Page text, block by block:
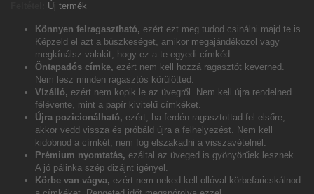
Új termék
Könnyen felragasztható, ezért ezt meg tudod csinálni majd te is.
Képzeld el azt a büszkeséget, amikor megajándékozol vagy
megkínálsz valakit, hogy ez a te egyedi címkéd.
Öntapadós címke, ezért nem kell hozzá ragasztót keverned.
Nem lesz minden ragasztós körülötted.
Vízálló, ezért nem kopik le az üvegről. Nem kell újra rendelned
félévente, mint a papír kivitelű címkéket.
Újra pozicionálható, ezért, ha ferdén ragasztottad fel elsőre,
akkor vedd vissza és próbáld újra a felhelyezést. Nem kell
kidobnod a címkét, nem fog elszakadni a visszavételnél.
Prémium nyomtatás, ezáltal az üveged is gyönyörűek lesznek.
A jó pálinka szép dizájnt igényel.
Körbe van vágva, ezért nem neked kell ollóval körbefaricskálnod